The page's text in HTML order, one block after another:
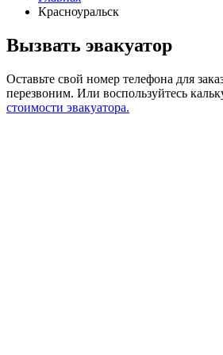
Красноуральск
Вызвать эвакуатор
Оставьте свой номер телефона для
перезвоним. Или воспользуйтесь
стоимости эвакуатора.